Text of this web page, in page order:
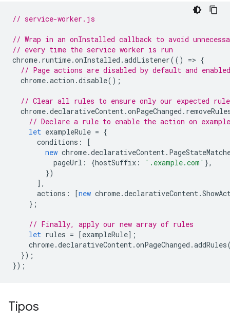
// service-worker.js
// Wrap in an onInstalled callback to avoid
// every time the service worker is run
chrome. runtime.onInstalled .addListener(() => {
// Page actions are disabled by default and
chrome.action .disable();
// Clear all rules to ensure only our expected
chrome.declarativeContent.onPageChanged .
// Declare a rule to enable the action on
let exampleRule = {
conditions :
[
new chrome.declarativeContent.
pageUrl : {hostSuffix : '.example.com' },
})
],
actions : [new chrome.declarativeContent.
};
// Finally, apply our new array of rules
let rules = [exampleRule];
chrome.declarativeContent.onPageChanged .addRules
});
});
Tipos